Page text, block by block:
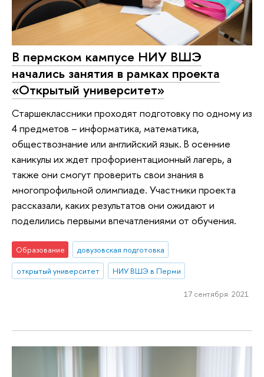
В пермском кампусе НИУ ВШЭ
начались занятия в рамках проекта
«Открытый университет»
Старшеклассники проходят подготовку по одному из
4 предметов – информатика, математика,
обществознание или английский язык. В осенние
каникулы их ждет профориентационный лагерь, а
также они смогут проверить свои знания в
многопрофильной олимпиаде. Участники проекта
рассказали, каких результатов они ожидают и
поделились первыми впечатлениями от обучения.
Образование
довузовская подготовка
открытый университет
НИУ ВШЭ в Перми
17 сентября 2021